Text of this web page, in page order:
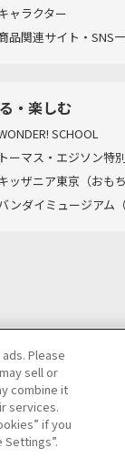
ャラクター
品関連サイト・SNS
・楽しむ
SCHOOL
トーマス・エジソン特
ッザニア東京（おも
ンダイミュージアム（
る保護方針
基本的な対応方針
Please
sell or
combine it
services.
if you